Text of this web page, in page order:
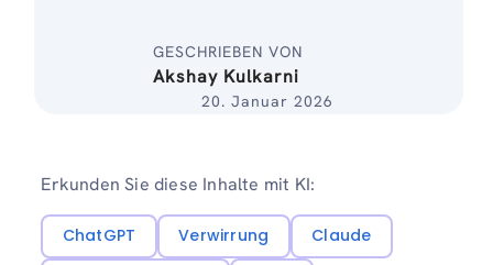
GESCHRIEBEN VON
Akshay Kulkarni
20. Januar 2026
Erkunden Sie diese Inhalte mit KI:
ChatGPT Verwirrung
Claude